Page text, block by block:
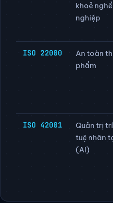
khoẻ nghề
nghiệp